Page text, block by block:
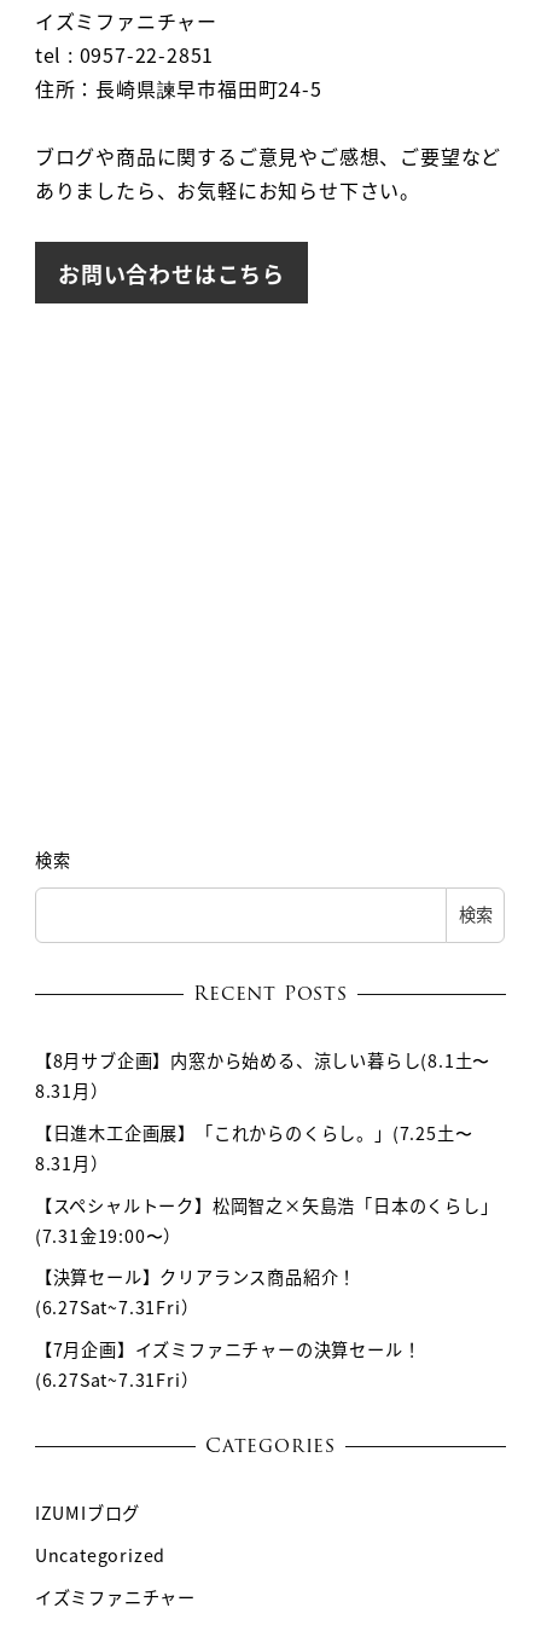
イズミファニチャー
tel : 0957-22-2851
住所：長崎県諫早市福田町24-5
ブログや商品に関するご意見やご感想、ご要望など
ありましたら、お気軽にお知らせ下さい。
お問い合わせはこちら
検索
検索
Recent Posts
【8月サブ企画】内窓から始める、涼しい暮らし(8.1土〜
8.31月）
【日進木工企画展】「これからのくらし。」(7.25土〜
8.31月）
【スペシャルトーク】松岡智之×矢島浩「日本のくらし」
(7.31金19:00〜）
【決算セール】クリアランス商品紹介！
(6.27Sat~7.31Fri）
【7月企画】イズミファニチャーの決算セール！
(6.27Sat~7.31Fri）
Categories
IZUMIブログ
Uncategorized
イズミファニチャー